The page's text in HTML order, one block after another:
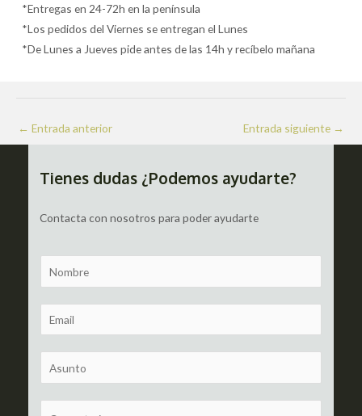
*Entregas en 24-72h en la península
*Los pedidos del Viernes se entregan el Lunes
*De Lunes a Jueves pide antes de las 14h y recíbelo mañana
Navegación
de
← Entrada anterior Entrada siguiente →
Tienes dudas ¿Podemos ayudarte?
Contacta con nosotros para poder ayudarte
a
m
m
a
u
b